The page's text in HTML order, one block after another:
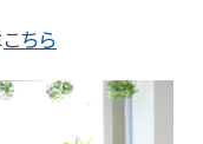
こちら